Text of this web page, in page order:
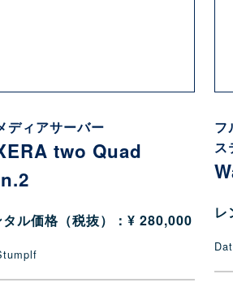
ディアサーバー
two Quad
タル価格（税抜）：¥ 280,000
フ
ス